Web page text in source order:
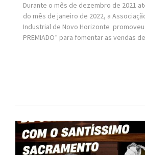
Durante o mês de dezembro de 2021
do mês de janeiro de 2022, a
Industrial de Novo Horizonte promoveu
PREMIADO” para fomentar as vendas